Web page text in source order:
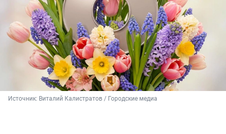
Источник: Виталий Калистратов / Городские медиа